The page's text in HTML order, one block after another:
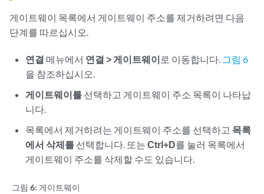
게이트웨이 목록에서 게이트웨이 주소를 제거하려면 다음
단계를 따르십시오.
연결 메뉴에서 연결 > 게이트웨이 로 이동합니다. 그림 6
을 참조하십시오.
게이트웨이를 선택하고 게이트웨이 주소 목록이 나타납
니다.
목록에서 제거하려는 게이트웨이 주소를 선택하고 목록
에서 삭제를 선택합니다. 또는Ctrl+D를 눌러 목록에서
게이트웨이 주소를 삭제할 수도 있습니다.
그림 6: 게이트웨이